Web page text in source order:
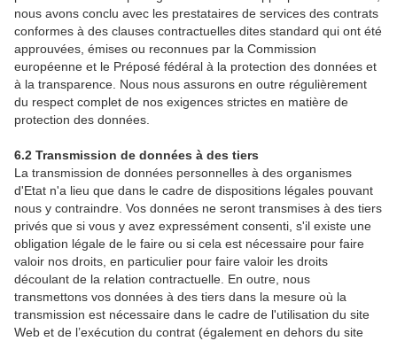
nous avons conclu avec les prestataires de services des contrats
conformes à des clauses contractuelles dites standard qui ont été
approuvées, émises ou reconnues par la Commission
européenne et le Préposé fédéral à la protection des données et
à la transparence. Nous nous assurons en outre régulièrement
du respect complet de nos exigences strictes en matière de
protection des données.
6.2 Transmission de données à des tiers
La transmission de données personnelles à des organismes
d'Etat n'a lieu que dans le cadre de dispositions légales pouvant
nous y contraindre. Vos données ne seront transmises à des tiers
privés que si vous y avez expressément consenti, s'il existe une
obligation légale de le faire ou si cela est nécessaire pour faire
valoir nos droits, en particulier pour faire valoir les droits
découlant de la relation contractuelle. En outre, nous
transmettons vos données à des tiers dans la mesure où la
transmission est nécessaire dans le cadre de l'utilisation du site
Web et de l’exécution du contrat (également en dehors du site